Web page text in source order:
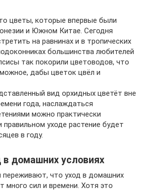
цветы, которые впервые были
и Южном Китае. Сегодня
на равнинах и в тропических
большинства любителей
так покорили цветоводов, что
дабы цветок цвёл и
вид орхидных цветёт вне
года, наслаждаться
можно практически
правильном уходе растение будет
в году.
в домашних условиях
что уход в домашних
много сил и времени. Хотя это